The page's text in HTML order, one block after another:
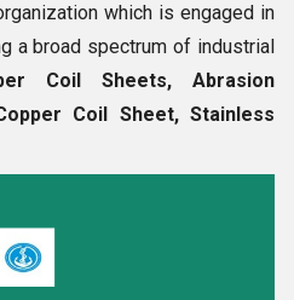
which is engaged in
a broad spectrum of industrial
Coil Sheets, Abrasion
Coil Sheet, Stainless
industrial items, we make
tools. Before the final delivery
on various grounds such